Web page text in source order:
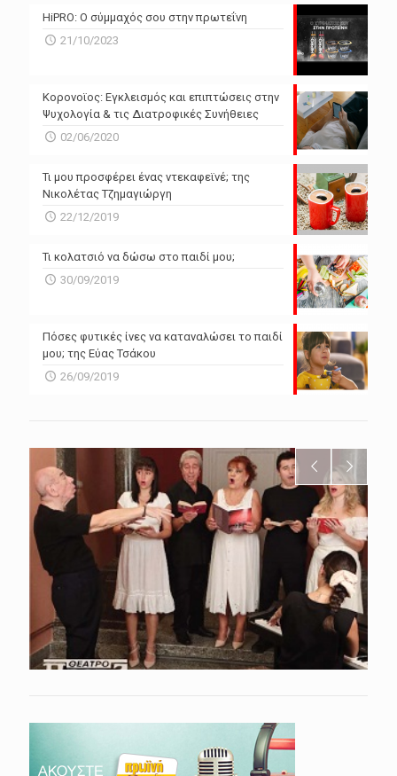
N/A
Powered by Forecast.io
HiPRO: Ο σύμμαχός σου στην πρωτεΐνη
21/10/2023
Κορονοϊος: Εγκλεισμός και επιπτώσεις στην
Ψυχολογία & τις Διατροφικές Συνήθειες
02/06/2020
Τι μου προσφέρει ένας ντεκαφεϊνέ; της
Νικολέτας Τζημαγιώργη
22/12/2019
Τι κολατσιό να δώσω στο παιδί μου;
30/09/2019
Πόσες φυτικές ίνες να καταναλώσει το παιδί
μου; της Εύας Τσάκου
26/09/2019